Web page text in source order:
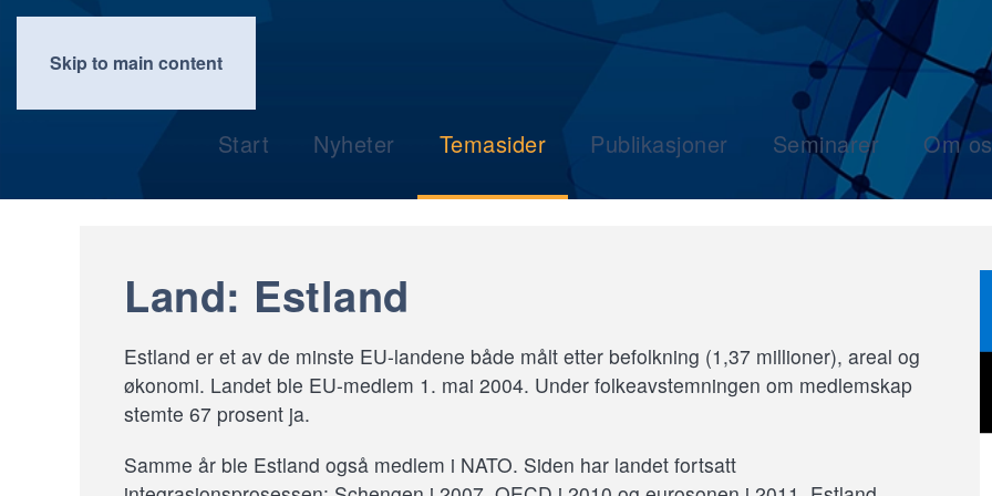
Skip to main content
Start Nyheter Temasider Publikasjoner Seminarer Om
Land: Estland
Estland er et av de minste EU-landene både målt etter befolkning (1,37 millioner), areal og
økonomi. Landet ble EU-medlem 1. mai 2004. Under folkeavstemningen om medlemskap
stemte 67 prosent ja.
Samme år ble Estland også medlem i NATO. Siden har landet fortsatt